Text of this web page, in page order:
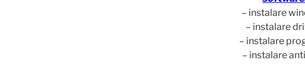
– instalare
– instalare
– instalare
– instalare